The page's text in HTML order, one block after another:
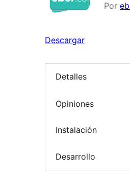
Por
Descargar
Detalles
Opiniones
Instalación
Desarrollo